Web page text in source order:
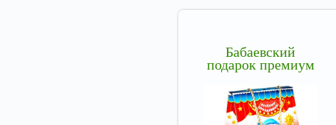
Бабаевский
подарок премиум